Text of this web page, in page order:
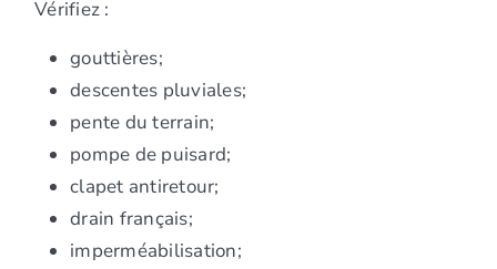
Vérifiez :
gouttières;
descentes pluviales;
pente du terrain;
pompe de puisard;
clapet antiretour;
drain français;
imperméabilisation;